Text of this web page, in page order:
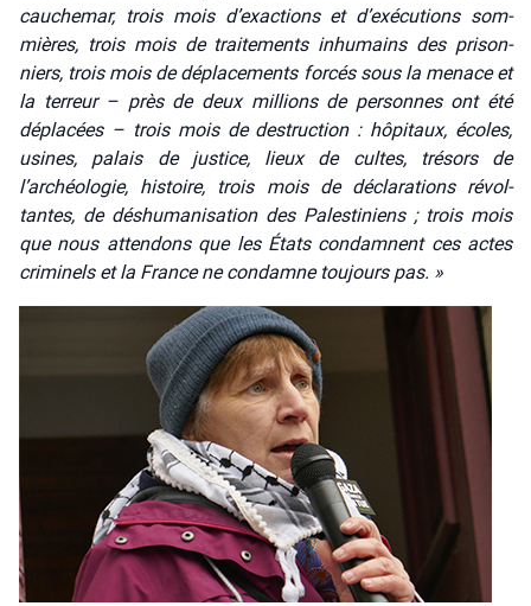
cau­che­mar, trois mois d’exactions et d’exécutions som­
mières, trois mois de trai­te­ments inhu­mains des pri­son­
niers, trois mois de dépla­ce­ments for­cés sous la menace et
la ter­reur – près de deux mil­lions de per­sonnes ont été
dépla­cées – trois mois de des­truc­tion : hôpi­taux, écoles,
usines, palais de jus­tice, lieux de cultes, tré­sors de
l’archéologie, his­toire, trois mois de décla­ra­tions révol­
tantes, de déshu­ma­ni­sa­tion des Pales­ti­niens ; trois mois
que nous atten­dons que les États condamnent ces actes
cri­mi­nels et la France ne condamne tou­jours pas. »